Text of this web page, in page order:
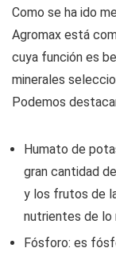
Como se ha ido
Agromax está
cuya función es
minerales
Podemos
Humato de
gran cantidad
y los frutos de
nutrientes de lo
Fósforo: es